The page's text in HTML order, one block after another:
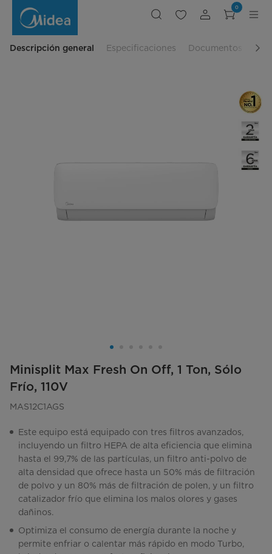
0
Descripción general Especificaciones Documentos
Minisplit Max Fresh On Off, 1 Ton, Sólo
Frío, 110V
MAS12C1AGS
Este equipo está equipado con tres filtros avanzados,
incluyendo un filtro HEPA de alta eficiencia que elimina
hasta el 99,7% de las partículas, un filtro anti-polvo de
alta densidad que ofrece hasta un 50% más de filtración
de polvo y un 80% más de filtración de polen, y un filtro
catalizador frío que elimina los malos olores y gases
dañinos.
Optimiza el consumo de energía durante la noche y
permite enfriar o calentar más rápido en modo Turbo,